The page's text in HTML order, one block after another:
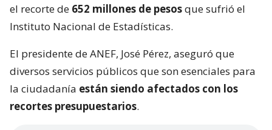
el recorte de 652 millones de pesosque sufrió el
Instituto Nacional de Estadísticas.
El presidente de ANEF, José Pérez, aseguró que
diversos servicios públicos que son esenciales para
la ciudadanía están siendo afectados con los
recortes presupuestarios.